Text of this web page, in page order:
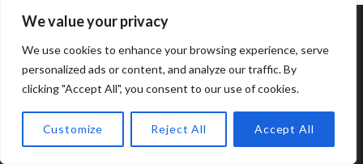
We value your privacy
We use cookies to enhance your browsing experience, serve
personalized ads or content, and analyze our traffic. By
clicking "Accept All", you consent to our use of cookies.
Customize Reject All Accept All